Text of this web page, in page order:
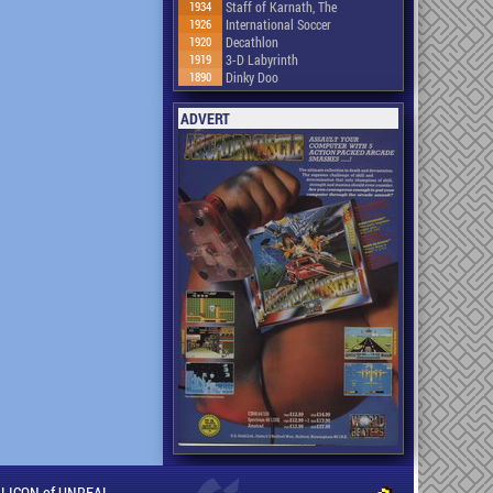
1934 Staff of Karnath, The
1926 International Soccer
1920 Decathlon
1919 3-D Labyrinth
1890 Dinky Doo
ADVERT